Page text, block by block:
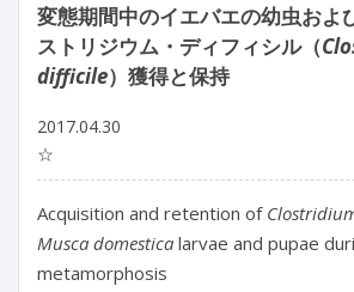
変態期間中のイエバエの幼虫およ
ストリジウム・ディフィシル（
difficile）獲得と保持
2017.04.30
☆
Acquisition and retention of
Musca domestica larvae and pupae
metamorphosis